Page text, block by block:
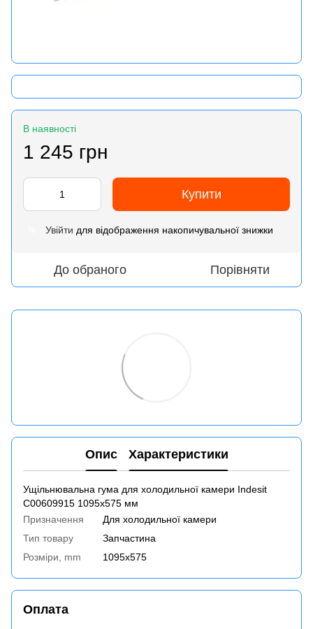
В наявності
1 245 грн
Купити
Увійти для відображення накопичувальної знижки
До обраного Порівняти
Опис Характеристики
Ущільнювальна гума для холодильної камери Indesit
C00609915 1095x575 мм
Призначення
Для холодильної камери
Тип товару
Запчастина
Розміри, mm
1095x575
Оплата